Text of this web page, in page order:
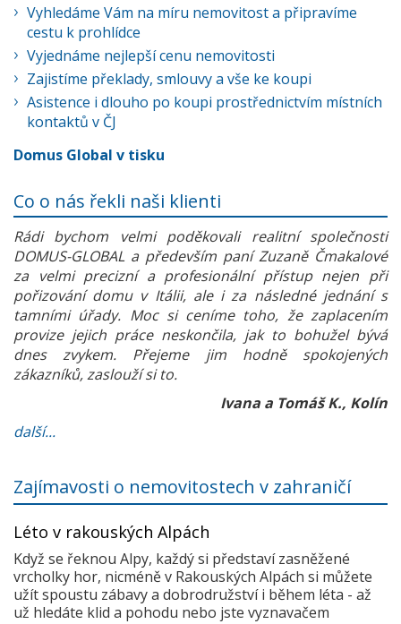
Vyhledáme Vám na míru nemovitost a připravíme
cestu k prohlídce
Vyjednáme nejlepší cenu nemovitosti
Zajistíme překlady, smlouvy a vše ke koupi
Asistence i dlouho po koupi prostřednictvím místních
kontaktů v ČJ
Domus Global v tisku
Co o nás řekli naši klienti
Rádi bychom velmi poděkovali realitní společnosti
DOMUS-GLOBAL a především paní Zuzaně Čmakalové
za velmi precizní a profesionální přístup nejen při
pořizování domu v Itálii, ale i za následné jednání s
tamními úřady. Moc si ceníme toho, že zaplacením
provize jejich práce neskončila, jak to bohužel bývá
dnes zvykem. Přejeme jim hodně spokojených
zákazníků, zaslouží si to.
Ivana a Tomáš K., Kolín
další...
Zajímavosti o nemovitostech v zahraničí
Léto v rakouských Alpách
Když se řeknou Alpy, každý si představí zasněžené
vrcholky hor, nicméně v Rakouských Alpách si můžete
užít spoustu zábavy a dobrodružství i během léta - až
už hledáte klid a pohodu nebo jste vyznavačem